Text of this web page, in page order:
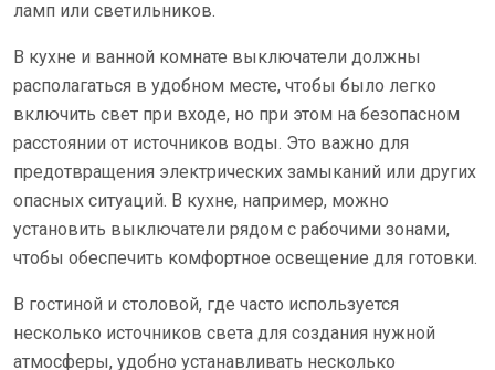
ламп или светильников.
В кухне и ванной комнате выключатели должны
располагаться в удобном месте, чтобы было легко
включить свет при входе, но при этом на безопасном
расстоянии от источников воды. Это важно для
предотвращения электрических замыканий или других
опасных ситуаций. В кухне, например, можно
установить выключатели рядом с рабочими зонами,
чтобы обеспечить комфортное освещение для готовки.
В гостиной и столовой, где часто используется
несколько источников света для создания нужной
атмосферы, удобно устанавливать несколько